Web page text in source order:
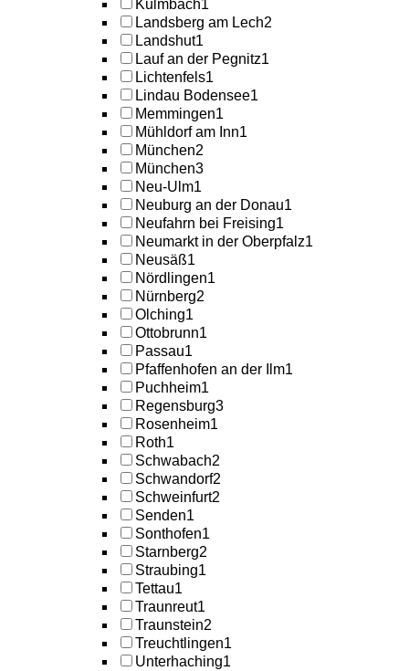
Kulmbach1
Landsberg am Lech2
Landshut1
Lauf an der Pegnitz1
Lichtenfels1
Lindau Bodensee1
Memmingen1
Mühldorf am Inn1
München2
München3
Neu-Ulm1
Neuburg an der Donau1
Neufahrn bei Freising1
Neumarkt in der Oberpfalz1
Neusäß1
Nördlingen1
Nürnberg2
Olching1
Ottobrunn1
Passau1
Pfaffenhofen an der Ilm1
Puchheim1
Regensburg3
Rosenheim1
Roth1
Schwabach2
Schwandorf2
Schweinfurt2
Senden1
Sonthofen1
Starnberg2
Straubing1
Tettau1
Traunreut1
Traunstein2
Treuchtlingen1
Unterhaching1